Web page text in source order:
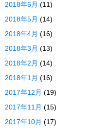
2018年6月 (11)
2018年5月 (14)
2018年4月 (16)
2018年3月 (13)
2018年2月 (14)
2018年1月 (16)
2017年12月 (19)
2017年11月 (15)
2017年10月 (17)